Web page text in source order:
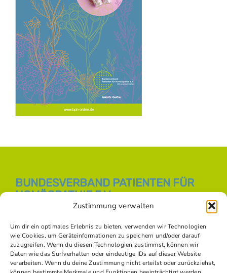
Zustimmung verwalten
Um dir ein optimales Erlebnis zu bieten, verwenden wir Technologien
wie Cookies, um Geräteinformationen zu speichern und/oder darauf
zuzugreifen. Wenn du diesen Technologien zustimmst, können wir
Daten wie das Surfverhalten oder eindeutige IDs auf dieser Website
verarbeiten. Wenn du deine Zustimmung nicht erteilst oder zurückziehst,
BUNDESVERBAND PATIENTEN FÜR
HOMÖOPATHIE E.V.
E-Mail:
info [at] bph-online.de
Webseite:Homöopathie Online
SOZIALE NETZWERKE